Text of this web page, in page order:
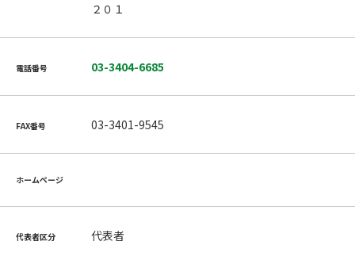
２０１
電話番号 03-3404-6685
FAX番号 03-3401-9545
ホームページ
代表者区分 代表者